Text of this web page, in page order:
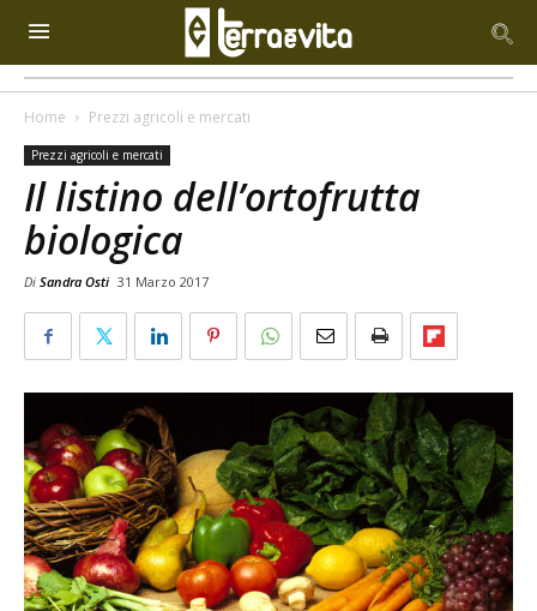
Home Prezzi agricoli e mercati
Prezzi agricoli e mercati
Il listino dell’ortofrutta
biologica
Di Sandra Osti 31 Marzo 2017